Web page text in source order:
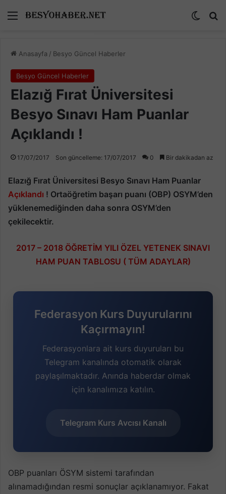
Menü Dış
Anasayfa / Besyo Güncel Haberler
Besyo Güncel Haberler
Elazığ Fırat Üniversitesi
Besyo Sınavı Ham Puanlar
Açıklandı !
17/07/2017 Son güncelleme: 17/07/2017 0 Bir dakikadan az
Elazığ Fırat Üniversitesi Besyo Sınavı Ham Puanlar
Açıklandı ! Ortaöğretim başarı puanı (OBP) OSYM’den
yüklenemediğinden daha sonra OSYM’den
çekilecektir.
2017 – 2018 ÖĞRETİM YILI ÖZEL YETENEK SINAVI
HAM PUAN TABLOSU ( TÜM ADAYLAR)
Federasyon Kurs Duyurularını
Kaçırmayın!
Federasyonlara ait kurs duyuruları bu
Telegram kanalında otomatik olarak
paylaşılmaktadır. Anında haberdar olmak
için kanalımıza katılın.
Telegram Kurs Avcısı Kanalı
OBP puanları ÖSYM sistemi tarafından
alınamadığından resmi sonuçlar açıklanamıyor. Fakat